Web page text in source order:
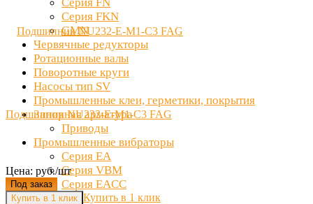
Серия FKN
GMN
Червячные редукторы
Ротационные валы
Поворотные круги
Насосы тип SV
Промышленные клеи, герметики, покрытия
Запорная арматура
Приводы
Промышленные вибраторы
Серия EA
Серия VBM
Серия EACC
Подшипник NU232-E-M1-C3 FAG
Цена: руб./шт
Под заказ
Купить в 1 клик